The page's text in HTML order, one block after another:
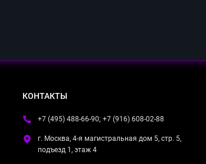
КОНТАКТЫ
+7 (495) 488-66-90; +7 (916) 608-02-88
г. Москва, 4-я магистральная дом 5, стр. 5,
подъезд 1, этаж 4